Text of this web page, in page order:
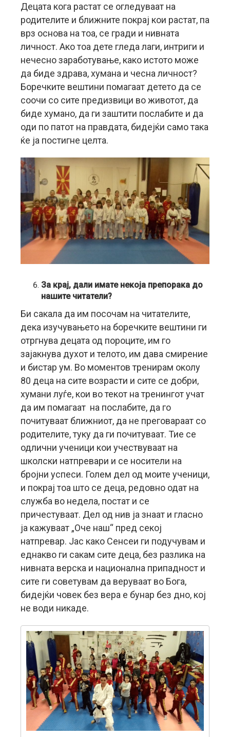
Децата кога растат се огледуваат на
родителите и ближните покрај кои растат, па
врз основа на тоа, се гради и нивната
личност. Ако тоа дете гледа лаги, интриги и
нечесно заработување, како истото може
да биде здрава, хумана и чесна личност?
Боречките вештини помагаат детето да се
соочи со сите предизвици во животот, да
биде хумано, да ги заштити послабите и да
оди по патот на правдата, бидејќи само така
ќе ја постигне целта.
За крај, дали имате некоја препорака до
нашите читатели?
Би сакала да им посочам на читателите,
дека изучувањето на боречките вештини ги
отргнува децата од пороците, им го
зајакнува духот и телото, им дава смирение
и бистар ум. Во моментов тренирам околу
80 деца на сите возрасти и сите се добри,
хумани луѓе, кои во текот на тренингот учат
да им помагаат на послабите, да го
почитуваат ближниот, да не преговараат со
родителите, туку да ги почитуваат. Тие се
одлични ученици кои учествуваат на
школски натпревари и се носители на
бројни успеси. Голем дел од моите ученици,
и покрај тоа што се деца, редовно одат на
служба во недела, постат и се
причестуваат. Дел од нив ја знаат и гласно
ја кажуваат „Оче наш“ пред секој
натпревар. Јас како Сенсеи ги подучувам и
еднакво ги сакам сите деца, без разлика на
нивната верска и национална припадност и
сите ги советувам да веруваат во Бога,
бидејќи човек без вера е бунар без дно, кој
не води никаде.